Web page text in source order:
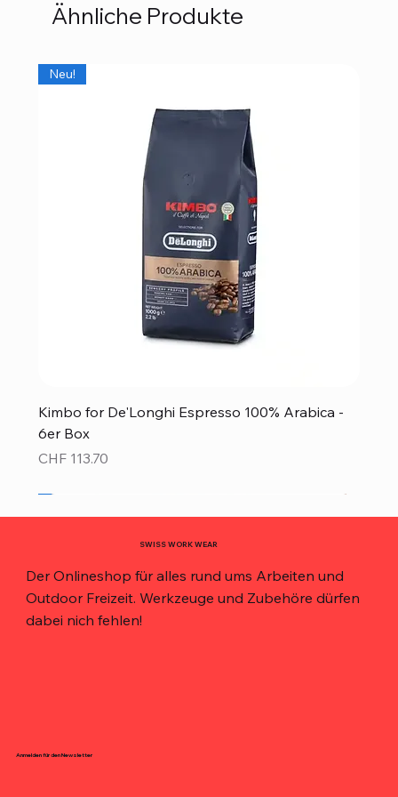
Ähnliche Produkte
Neu!
Kimbo for De'Longhi Espresso 100% Arabica -
6er Box
Preis
CHF 113.70
SWISS WORK WEAR
Der Onlineshop für alles rund ums Arbeiten und
Outdoor Freizeit. Werkzeuge und Zubehöre dürfen
dabei nich fehlen!
Anmelden für den Newsletter